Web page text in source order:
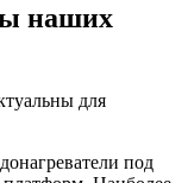
наших
для
под